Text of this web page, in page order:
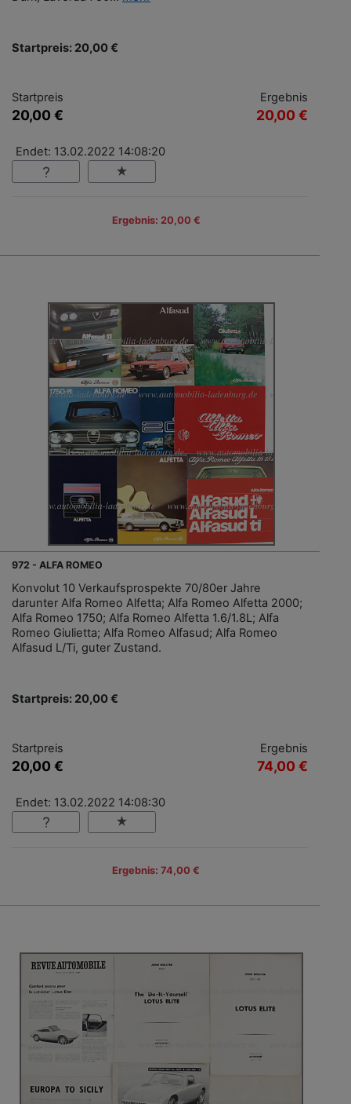
Startpreis: 20,00 €
Startpreis
20,00 €
Ergebnis
20,00 €
Endet: 13.02.2022 14:08:20
Ergebnis: 20,00 €
972 - ALFA ROMEO
Konvolut 10 Verkaufsprospekte 70/80er Jahre
darunter Alfa Romeo Alfetta; Alfa Romeo Alfetta 2000;
Alfa Romeo 1750; Alfa Romeo Alfetta 1.6/1.8L; Alfa
Romeo Giulietta; Alfa Romeo Alfasud; Alfa Romeo
Alfasud L/Ti, guter Zustand.
Startpreis: 20,00 €
Startpreis
20,00 €
Ergebnis
74,00 €
Endet: 13.02.2022 14:08:30
Ergebnis: 74,00 €